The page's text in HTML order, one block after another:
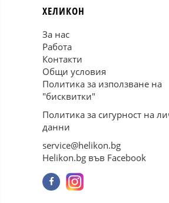
ХЕЛИКОН
За нас
Работа
Контакти
Общи условия
Политика за използване на
"бисквитки"
Политика за сигурност на
данни
service@helikon.bg
Helikon.bg във Facebook